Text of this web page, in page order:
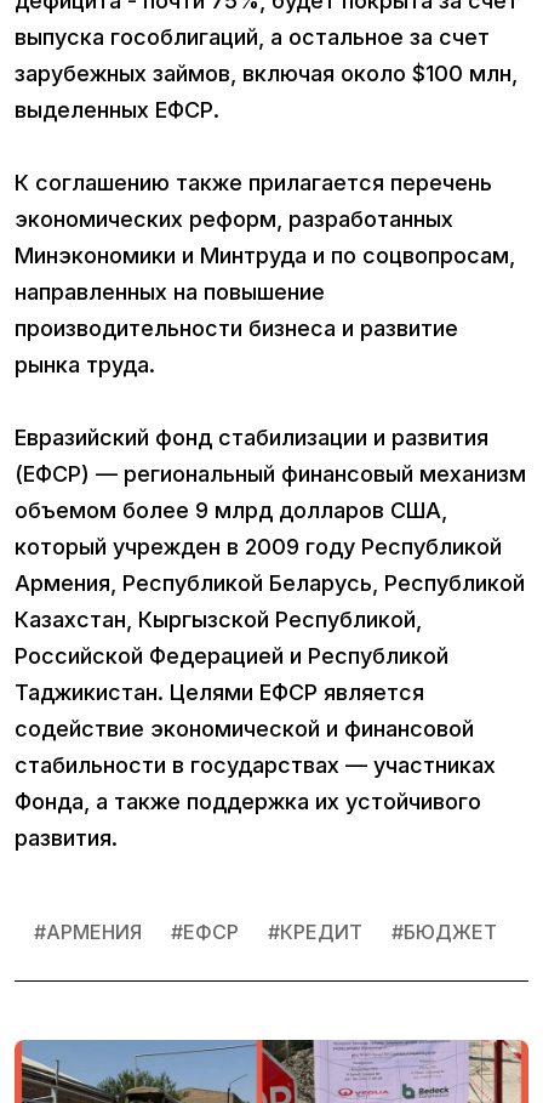
выпуска гособлигаций, а остальное за счет
зарубежных займов, включая около $100 млн,
выделенных ЕФСР.
К соглашению также прилагается перечень
экономических реформ, разработанных
Минэкономики и Минтруда и по соцвопросам,
направленных на повышение
производительности бизнеса и развитие
рынка труда.
Евразийский фонд стабилизации и развития
(ЕФСР) — региональный финансовый механизм
объемом более 9 млрд долларов США,
который учрежден в 2009 году Республикой
Армения, Республикой Беларусь, Республикой
Казахстан, Кыргызской Республикой,
Российской Федерацией и Республикой
Таджикистан. Целями ЕФСР является
содействие экономической и финансовой
стабильности в государствах — участниках
Фонда, а также поддержка их устойчивого
развития.
#АРМЕНИЯ #ЕФСР #КРЕДИТ #БЮДЖЕТ